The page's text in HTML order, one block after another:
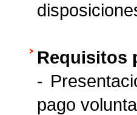
Requisitos
-
pago